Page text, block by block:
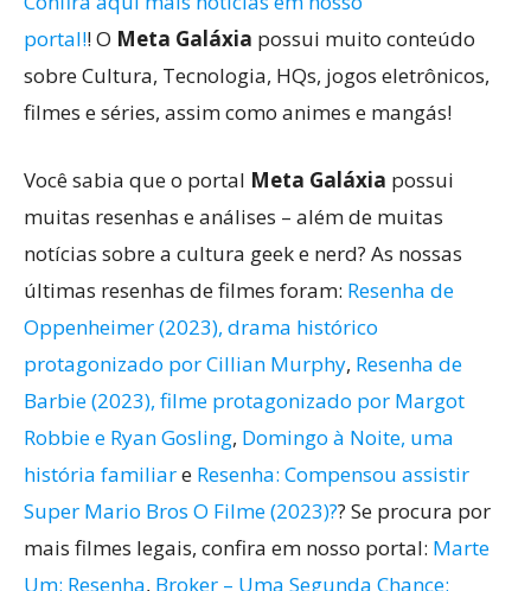
portal!! O Meta Galáxia possui muito conteúdo
sobre Cultura, Tecnologia, HQs, jogos eletrônicos,
filmes e séries, assim como animes e mangás!
Você sabia que o portal Meta Galáxia possui
muitas resenhas e análises – além de muitas
notícias sobre a cultura geek e nerd? As nossas
últimas resenhas de filmes foram: Resenha de
Oppenheimer (2023), drama histórico
protagonizado por Cillian Murphy, Resenha de
Barbie (2023), filme protagonizado por Margot
Robbie e Ryan Gosling, Domingo à Noite, uma
história familiare Resenha: Compensou assistir
Super Mario Bros O Filme (2023)?? Se procura por
mais filmes legais, confira em nosso portal: Marte
Um: Resenha, Broker – Uma Segunda Chance: